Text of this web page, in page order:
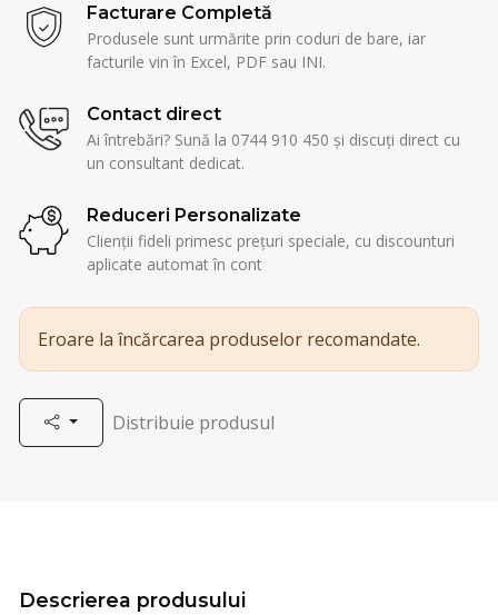
Facturare Completă
Produsele sunt urmărite prin coduri de bare, iar
facturile vin în Excel, PDF sau INI.
Contact direct
Ai întrebări? Sună la 0744 910 450 și discuți direct cu
un consultant dedicat.
Reduceri Personalizate
Clienții fideli primesc prețuri speciale, cu discounturi
aplicate automat în cont
Eroare la încărcarea produselor recomandate.
Distribuie produsul
Descrierea produsului